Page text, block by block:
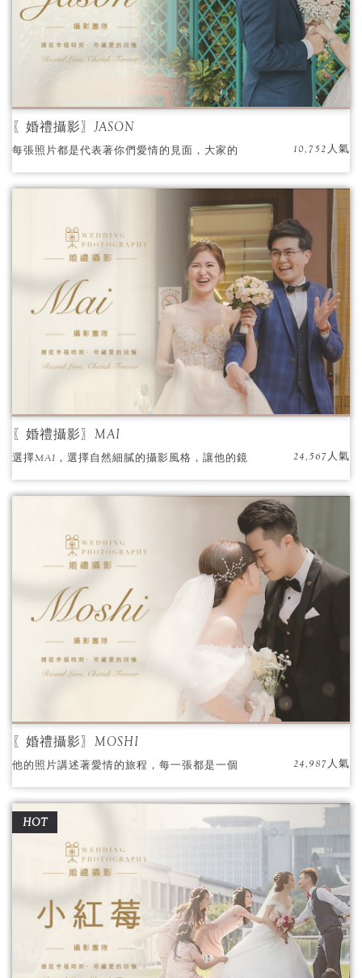
〖婚禮攝影〗JASON
每張照片都是代表著你們愛情的見面，大家的
祝福。 JASON能細膩捕捉到每個感動的瞬間，
細膩的修片視每張照片為自己最珍貴的作品，
光彩鮮明的色調風格，讓照片充滿了溫度，進
而打動人心。
10,752人氣
〖婚禮攝影〗MAI
選擇MAI，選擇自然細膩的攝影風格，讓他的鏡
頭為你們的愛情留下美麗的印記。
24,567人氣
〖婚禮攝影〗MOSHI
他的照片講述著愛情的旅程，每一張都是一個
的時刻凝固在時光的長河中，讓人們可以永遠
地回味。
24,987人氣
HOT